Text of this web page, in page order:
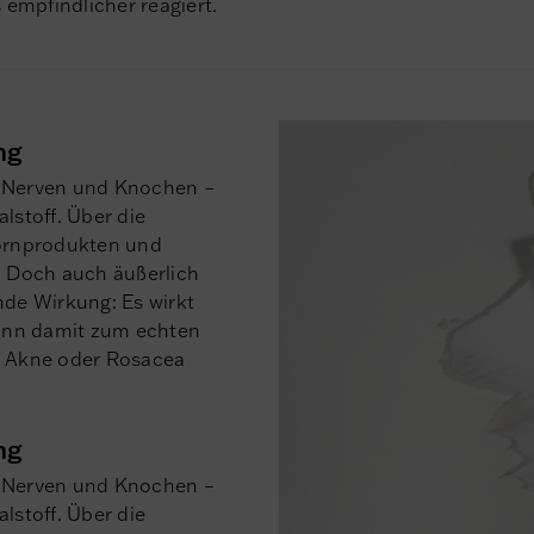
reagiert.
und Knochen –
Über die
und
auch äußerlich
Wirkung: Es wirkt
damit zum echten
oder Rosacea
und Knochen –
Über die